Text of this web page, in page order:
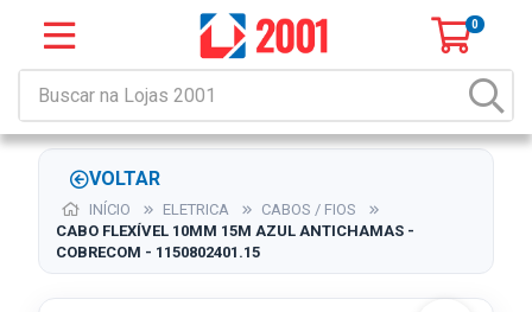
0
VOLTAR
INÍCIO ELETRICA
CABOS / FIOS
CABO FLEXÍVEL 10MM 15M AZUL ANTICHAMAS -
COBRECOM - 1150802401.15